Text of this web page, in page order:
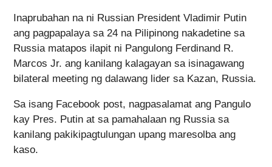
Inaprubahan na ni Russian President Vladimir Putin
ang pagpapalaya sa 24 na Pilipinong nakadetine sa
Russia matapos ilapit ni Pangulong Ferdinand R.
Marcos Jr. ang kanilang kalagayan sa isinagawang
bilateral meeting ng dalawang lider sa Kazan, Russia.
Sa isang Facebook post, nagpasalamat ang Pangulo
kay Pres. Putin at sa pamahalaan ng Russia sa
kanilang pakikipagtulungan upang maresolba ang
kaso.